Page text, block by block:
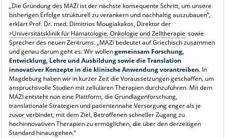
„Die Gründung des MAZIist der nächste konsequente Schritt, um unsere
bisherigen Erfolge strukturell zu verankern und nachhaltig auszubauen“,
erklärt Prof. Dr. med. Dimitrios Mougiakakos, Direktor der
Universitätsklinik für Hämatologie, Onkologie und Zelltherapie sowie
Sprecher des neuen Zentrums. „MAZIbedeutet auf Griechisch zusammen
und genau darum geht es: Wir wollengemeinsam Forschung,
Entwicklung, Lehre und Ausbildung sowie die Translation
innovativer Konzepte in die klinische Anwendung vorantreiben. In
Magdeburg haben wir in kurzer Zeit die Voraussetzungen geschaffen, um
anspruchsvolle Studien mit zellulären Therapien durchzuführen. Mit dem
MAZIentsteht nun eine Plattform, die Grundlagenforschung,
translationale Strategien und patientennahe Versorgung enger als je
zuvor verbindet, mit dem Ziel, Betroffenen schneller Zugang zu
hochinnovativen Therapien zu ermöglichen, die über den derzeitigen
Standard hinausgehen.“